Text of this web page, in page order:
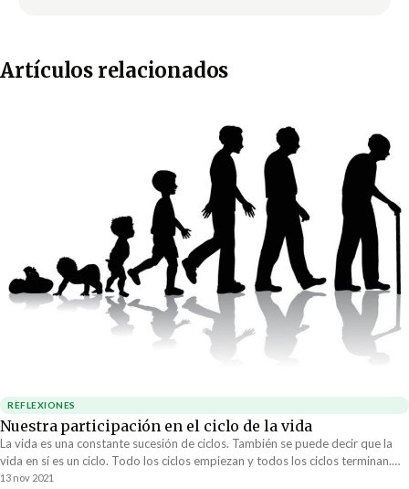
Artículos relacionados
REFLEXIONES
Nuestra participación en el ciclo de la vida
La vida es una constante sucesión de ciclos. También se puede decir que la
vida en sí es un ciclo. Todo los ciclos empiezan y todos los ciclos terminan.
Nada es permanente y todo tiene que nacer al igual que todo tiene que
13 nov 2021